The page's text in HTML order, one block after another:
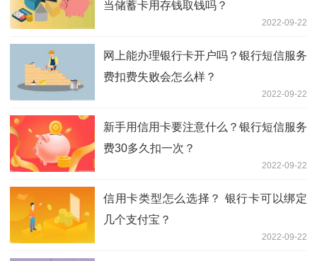
当储蓄卡用存钱取钱吗？
2022-09-22
网上能办理银行卡开户吗？银行短信服务
费扣费失败会怎么样？
2022-09-22
新手用信用卡要注意什么？银行短信服务
费30多久扣一次？
2022-09-22
信用卡类型怎么选择？ 银行卡可以绑定
几个支付宝？
2022-09-22